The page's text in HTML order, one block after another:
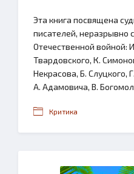
Эта книга посвящена
писателей, неразрывно
Отечественной войной:
Твардовского, К.
Некрасова, Б. Слуцкого,
А. Адамовича, В.
Критика